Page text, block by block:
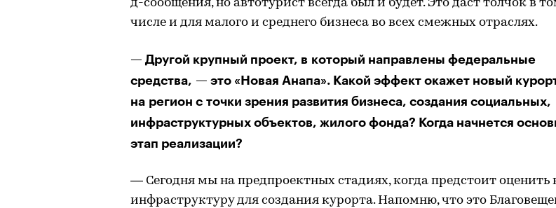
д-сообщения, но автотурист всегда был и будет. Это даст толчок в
числе и для малого и среднего бизнеса во всех смежных отраслях.
— Другой крупный проект, в который направлены федеральные
средства, — это «Новая Анапа». Какой эффект окажет новый
на регион с точки зрения развития бизнеса, создания социальных,
инфраструктурных объектов, жилого фонда? Когда начнется
этап реализации?
— Сегодня мы на предпроектных стадиях, когда предстоит оценить
инфраструктуру для создания курорта. Напомню, что это